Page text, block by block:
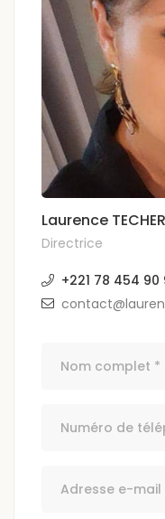
Laurence TECHER
Directrice
+221 78 454 90